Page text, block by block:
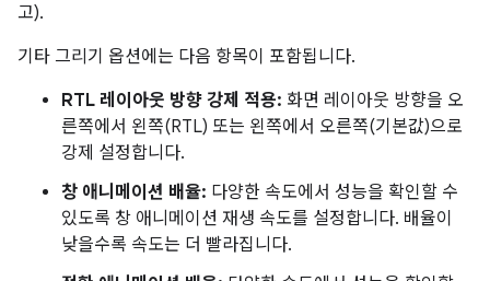
고).
기타 그리기 옵션에는 다음 항목이 포함됩니다.
RTL 레이아웃 방향 강제 적용: 화면 레이아웃 방향을 오
른쪽에서 왼쪽(RTL) 또는 왼쪽에서 오른쪽(기본값)으로
강제 설정합니다.
창 애니메이션 배율: 다양한 속도에서 성능을 확인할 수
있도록 창 애니메이션 재생 속도를 설정합니다. 배율이
낮을수록 속도는 더 빨라집니다.